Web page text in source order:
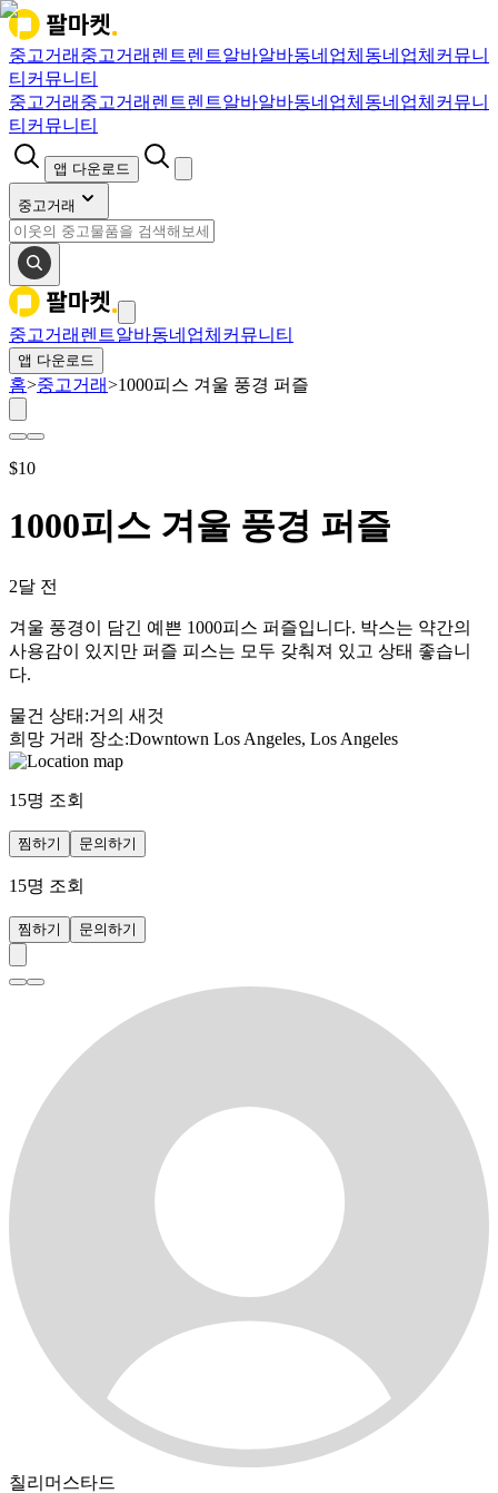
중고거래 중고거래 렌트렌트알바알바동네업체 동네업체 커뮤니
티 커뮤니티
중고거래 중고거래 렌트렌트알바알바동네업체 동네업체 커뮤니
티 커뮤니티
앱 다운로드
중고거래
중고거래 렌트알바동네업체 커뮤니티
앱 다운로드
홈>중고거래>1000피스 겨울 풍경 퍼즐
$10
1000피스 겨울 풍경 퍼즐
2달 전
겨울 풍경이 담긴 예쁜 1000피스 퍼즐입니다. 박스는 약간의
사용감이 있지만 퍼즐 피스는 모두 갖춰져 있고 상태 좋습니
다.
물건 상태 :거의 새것
희망 거래 장소:Downtown Los Angeles, Los Angeles
15명 조회
찜하기 문의하기
15명 조회
찜하기 문의하기
칠리머스타드